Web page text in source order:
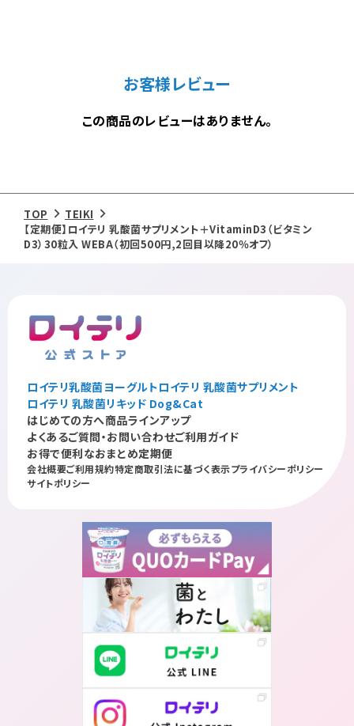
お客様レビュー
この商品のレビューはありません。
TOP
TEIKI
【定期便】ロイテリ 乳酸菌サプリメント＋VitaminD3（ビタミン
D3）30粒入 WEBA（初回500円,2回目以降20％オフ）
ロイテリ乳酸菌ヨーグルトロイテリ 乳酸菌サプリメント
ロイテリ 乳酸菌リキッド Dog&Cat
はじめての方へ商品ラインアップ
よくあるご質問・お問い合わせご利用ガイド
お得で便利なおまとめ定期便
会社概要ご利用規約特定商取引法に基づく表示プライバシーポリシー
サイトポリシー